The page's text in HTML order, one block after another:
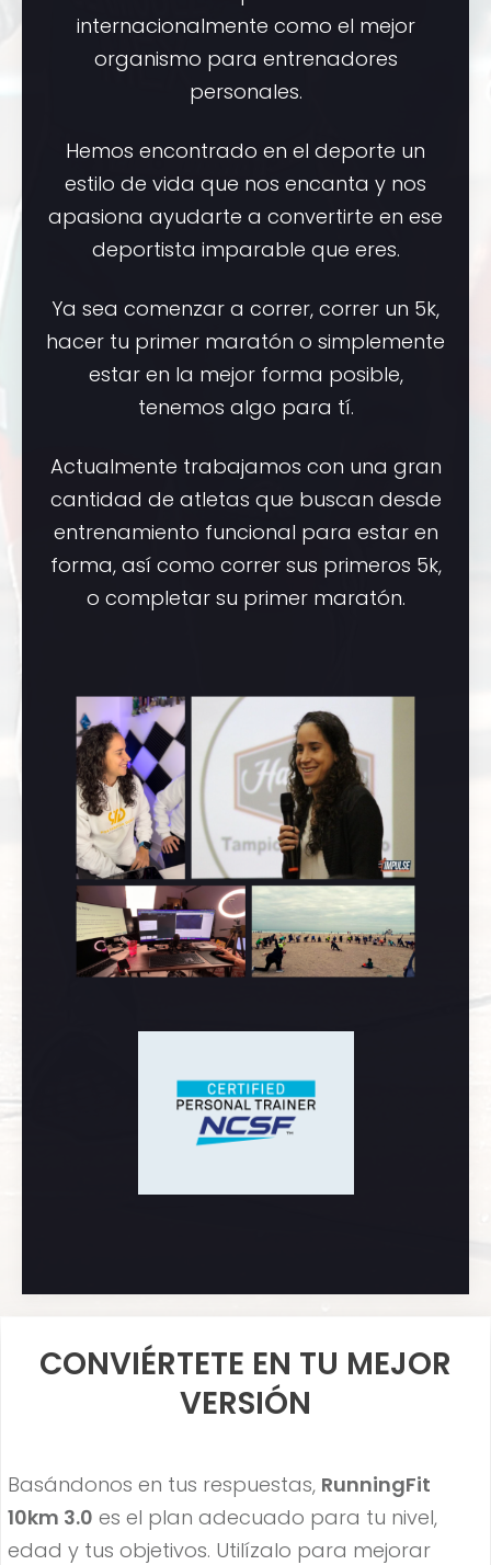
internacionalmente como el mejor
organismo para entrenadores
personales.
Hemos encontrado en el deporte un
estilo de vida que nos encanta y nos
apasiona ayudarte a convertirte en ese
deportista imparable que eres.
Ya sea comenzar a correr, correr un 5k,
hacer tu primer maratón o simplemente
estar en la mejor forma posible,
tenemos algo para tí.
Actualmente trabajamos con una gran
cantidad de atletas que buscan desde
entrenamiento funcional para estar en
forma, así como correr sus primeros 5k,
o completar su primer maratón.
CONVIÉRTETE EN TU MEJOR
VERSIÓN
Basándonos en tus respuestas, RunningFit
10km 3.0 es el plan adecuado para tu nivel,
edad y tus objetivos. Utilízalo para mejorar